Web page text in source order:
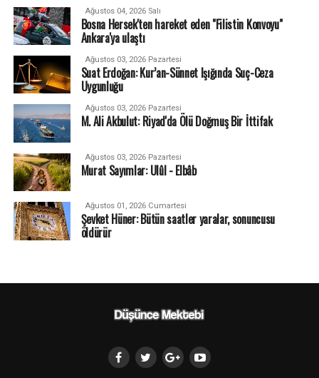
Ağustos 04, 2026 Salı
Bosna Hersek'ten hareket eden "Filistin Konvoyu"
Ankara'ya ulaştı
Ağustos 03, 2026 Pazartesi
Suat Erdoğan: Kur’an-Sünnet Işığında Suç-Ceza
Uygunluğu
Ağustos 03, 2026 Pazartesi
M. Ali Akbulut: Riyad'da Ölü Doğmuş Bir İttifak
Ağustos 03, 2026 Pazartesi
Murat Sayımlar: Ulûl - Elbâb
Ağustos 01, 2026 Cumartesi
Şevket Hüner: Bütün saatler yaralar, sonuncusu
öldürür